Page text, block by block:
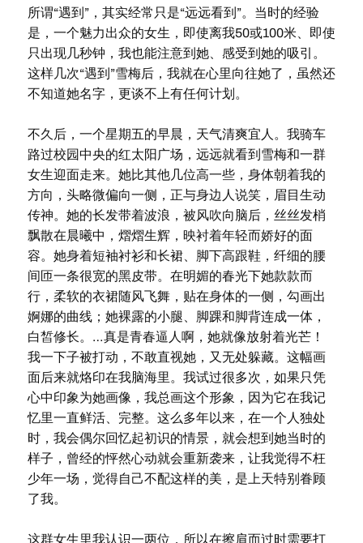
所谓“遇到”，其实经常只是“远远看到”。当时的经验
是，一个魅力出众的女生，即使离我50或100米、即使
只出现几秒钟，我也能注意到她、感受到她的吸引。
这样几次“遇到”雪梅后，我就在心里向往她了，虽然还
不知道她名字，更谈不上有任何计划。
不久后，一个星期五的早晨，天气清爽宜人。我骑车
路过校园中央的红太阳广场，远远就看到雪梅和一群
女生迎面走来。她比其他几位高一些，身体朝着我的
方向，头略微偏向一侧，正与身边人说笑，眉目生动
传神。她的长发带着波浪，被风吹向脑后，丝丝发梢
飘散在晨曦中，熠熠生辉，映衬着年轻而娇好的面
容。她身着短袖衬衫和长裙、脚下高跟鞋，纤细的腰
间匝一条很宽的黑皮带。在明媚的春光下她款款而
行，柔软的衣裙随风飞舞，贴在身体的一侧，勾画出
婀娜的曲线；她裸露的小腿、脚踝和脚背连成一体，
白皙修长。…真是青春逼人啊，她就像放射着光芒！
我一下子被打动，不敢直视她，又无处躲藏。这幅画
面后来就烙印在我脑海里。我试过很多次，如果只凭
心中印象为她画像，我总画这个形象，因为它在我记
忆里一直鲜活、完整。这么多年以来，在一个人独处
时，我会偶尔回忆起初识的情景，就会想到她当时的
样子，曾经的怦然心动就会重新袭来，让我觉得不枉
少年一场，觉得自己不配这样的美，是上天特别眷顾
了我。
这群女生里我认识一两位，所以在擦肩而过时需要打